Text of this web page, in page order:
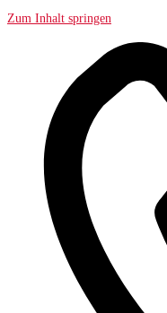
Zum Inhalt springen